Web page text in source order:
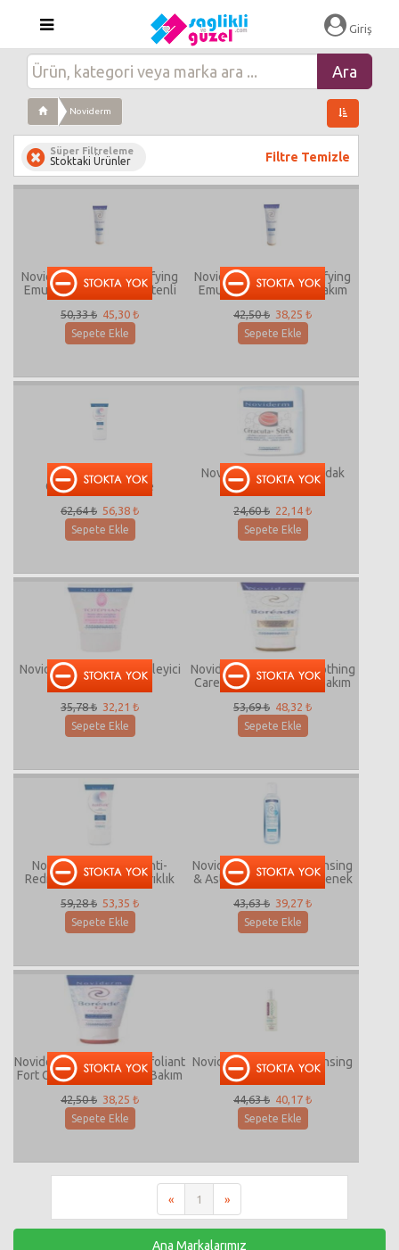
Giriş
Noviderm
Süper Filtreleme
Stoktaki Ürünler Filtre Temizle
Noviderm Boréade Matifying
Emulison Tinted Fondötenli
Matlaştırıcı Bakım Kremi
50,33 ₺ 45,30 ₺
Sepete Ekle
Noviderm Boréade Matifying
Emulsion Matlaştırıcı Bakım
Kremi
42,50 ₺ 38,25 ₺
Sepete Ekle
Noviderm Isoteliale
Compensating Care
62,64 ₺ 56,38 ₺
Sepete Ekle
Noviderm Céracuta Dudak
Stick
24,60 ₺ 22,14 ₺
Sepete Ekle
Noviderm Totéphan Besleyici
Tırnak Kremi
35,78 ₺ 32,21 ₺
Sepete Ekle
Noviderm Boréade Smoothing
Care Pürüzsüzleştirici Bakım
Kremi
53,69 ₺ 48,32 ₺
Sepete Ekle
Noviderm isoteliale Anti-
Redness Skincare Kızarıklık
Karşıtı Bakım Kremi
59,28 ₺ 53,35 ₺
Sepete Ekle
Noviderm Boréade Cleansing
& Astringent Water Gözenek
Sıkılaştırıcı Temizleme Suyu
43,63 ₺ 39,27 ₺
Sepete Ekle
Noviderm Boréade 12 Exfoliant
Fort Güçlü Soyucu Etkili Bakım
Kremi
42,50 ₺ 38,25 ₺
Sepete Ekle
Noviderm Boreade Cleansing
Cream150ml
44,63 ₺ 40,17 ₺
Sepete Ekle
« 1 »
Ana Markalarımız